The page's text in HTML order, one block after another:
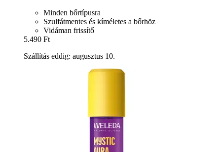
Minden bőrtípusra
Szulfátmentes és kíméletes a bőrhöz
Vidáman frissítő
5.490 Ft
Szállítás eddig: augusztus 10.